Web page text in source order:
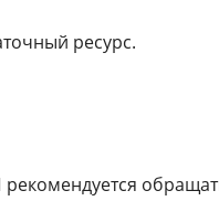
ресурс.
рекомендуется